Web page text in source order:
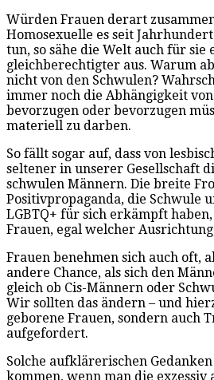
Würden Frauen derart
Homosexuelle es seit
tun, so sähe die Welt auch für sie
gleichberechtigter aus. Warum
nicht von den Schwulen?
immer noch die Abhängigkeit
bevorzugen oder bevorzugen
materiell zu darben.
So fällt sogar auf, dass von
seltener in unserer Gesellschaft
schwulen Männern. Die breite
Positivpropaganda, die Schwule
LGBTQ+ für sich erkämpft
Frauen, egal welcher
Frauen benehmen sich auch oft,
andere Chance, als sich den
gleich ob Cis-Männern oder
Wir sollten das ändern – und
geborene Frauen, sondern auch
aufgefordert.
Solche aufklärerischen
kommen, wenn man die exzessiv